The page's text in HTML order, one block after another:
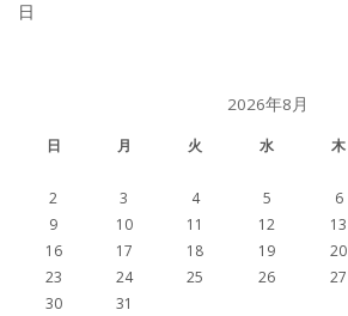
日
2026年8月
日 月 火 水 木
2
3 4 5 6
9
10 11 12 13
16
17 18 19 20
23
24 25 26 27
30
31